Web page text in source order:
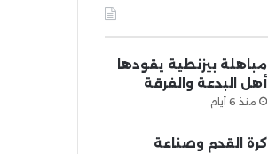
مباهلة بيزنطية يقودها
أهل البدعة والفرقة
منذ 6 أيام
كرة القدم وصناعة